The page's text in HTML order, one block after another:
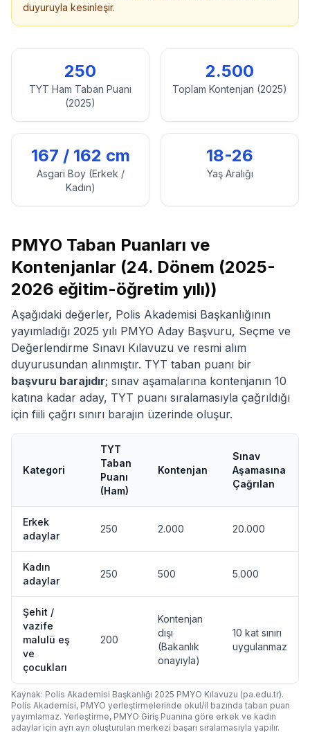
duyuruyla kesinleşir.
250
TYT Ham Taban Puanı
(2025)
2.500
Toplam Kontenjan (2025)
167 / 162 cm
Asgari Boy (Erkek /
Kadın)
18-26
Yaş Aralığı
PMYO Taban Puanları ve
Kontenjanlar (24. Dönem (2025-
2026 eğitim-öğretim yılı))
Aşağıdaki değerler, Polis Akademisi Başkanlığının
yayımladığı 2025 yılı PMYO Aday Başvuru, Seçme ve
Değerlendirme Sınavı Kılavuzu ve resmi alım
duyurusundan alınmıştır. TYT taban puanı bir
başvuru barajıdır; sınav aşamalarına kontenjanın 10
katına kadar aday, TYT puanı sıralamasıyla çağrıldığı
için fiili çağrı sınırı barajın üzerinde oluşur.
Kategori
TYT
Taban
Puanı
(Ham)
Kontenjan
Sınav
Aşamasına
Çağrılan
Erkek
adaylar
250 2.000 20.000
Kadın
adaylar
250 500 5.000
Şehit /
vazife
malulü eş
ve
çocukları
200
Kontenjan
dışı
(Bakanlık
onayıyla)
10 kat sınırı
uygulanmaz
Kaynak: Polis Akademisi Başkanlığı 2025 PMYO Kılavuzu (pa.edu.tr).
Polis Akademisi, PMYO yerleştirmelerinde okul/il bazında taban puan
yayımlamaz. Yerleştirme, PMYO Giriş Puanına göre erkek ve kadın
adaylar için ayrı ayrı oluşturulan merkezi başarı sıralamasıyla yapılır.